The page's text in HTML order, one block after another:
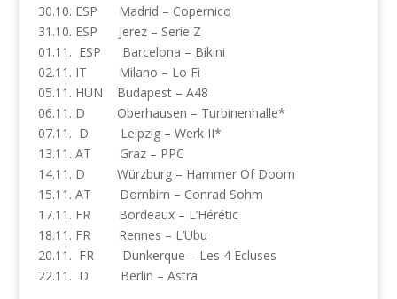
30.10. ESP Madrid – Copernico
31.10. ESP Jerez – Serie Z
01.11. ESP Barcelona – Bikini
02.11. IT Milano – Lo Fi
05.11. HUN Budapest – A48
06.11. D Oberhausen – Turbinenhalle*
07.11. D Leipzig – Werk II*
13.11. AT Graz – PPC
14.11. D Würzburg – Hammer Of Doom
15.11. AT Dornbirn – Conrad Sohm
17.11. FR Bordeaux – L’Hérétic
18.11. FR Rennes – L’Ubu
20.11. FR Dunkerque – Les 4 Ecluses
22.11. D Berlin – Astra